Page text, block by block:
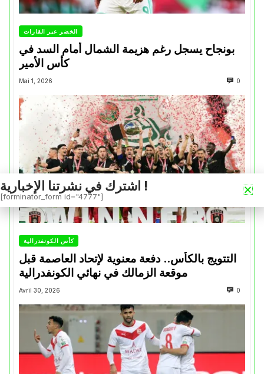
الخضر عبر القارات
بونجاح يسجل رغم هزيمة الشمال أمام السد في
كأس الأمير
Mai 1, 2026 0
كأس الكونفدرالية
التتويج بالكأس.. دفعة معنوية لإتحاد العاصمة قبل
موقعة الزمالك في نهائي الكونفدرالية
Avril 30, 2026 0
اشترك في نشرتنا الإخبارية !
[forminator_form id="4777"]